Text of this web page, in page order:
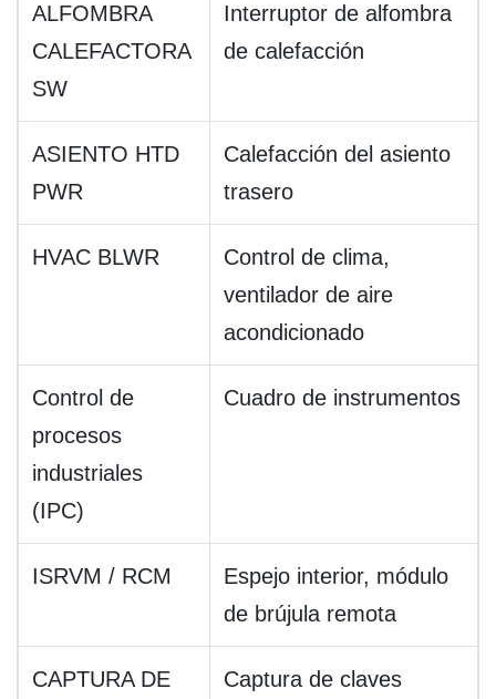
ALFOMBRA
CALEFACTORA
SW
Interruptor de alfombra
de calefacción
ASIENTO HTD
PWR
Calefacción del asiento
trasero
HVAC BLWR
Control de clima,
ventilador de aire
acondicionado
Control de
procesos
industriales
(IPC)
Cuadro de instrumentos
ISRVM / RCM
Espejo interior, módulo
de brújula remota
CAPTURA DE
Captura de claves